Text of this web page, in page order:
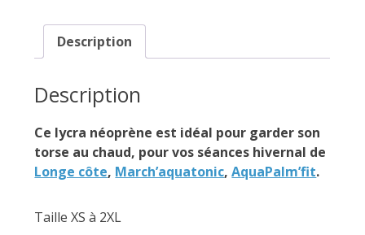
Description
Description
Ce lycra néoprène est idéal pour garder son
torse au chaud, pour vos séances hivernal de
Longe côte, March’aquatonic,AquaPalm’fit.
Taille XS à 2XL